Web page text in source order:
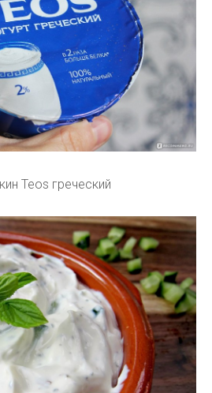
Teos греческий